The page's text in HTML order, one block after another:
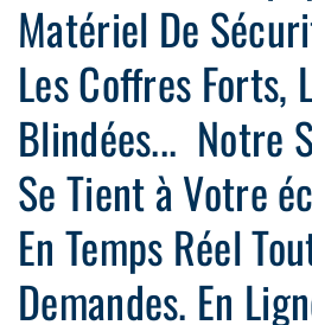
Matériel De
Les Coffres Forts,
Blindées... Notre
Se Tient à Votre
En Temps Réel
Demandes. En